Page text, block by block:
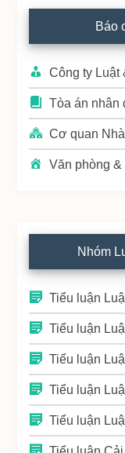
Primary
Sidebar
Báo
Công ty Luật
Tòa án nhân
Cơ quan
Văn phòng
Nhóm
Tiểu luận
Tiểu luận
Tiểu luận
Tiểu luận
Tiểu luận